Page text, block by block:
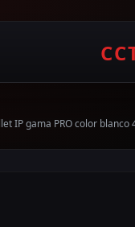
IP gama PRO color blanco